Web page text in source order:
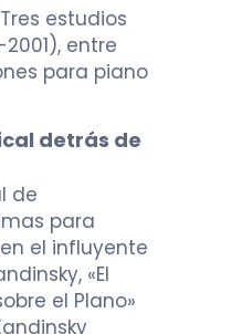
estudios
entre
para piano
detrás de
de
para
el influyente
«El
el Plano»